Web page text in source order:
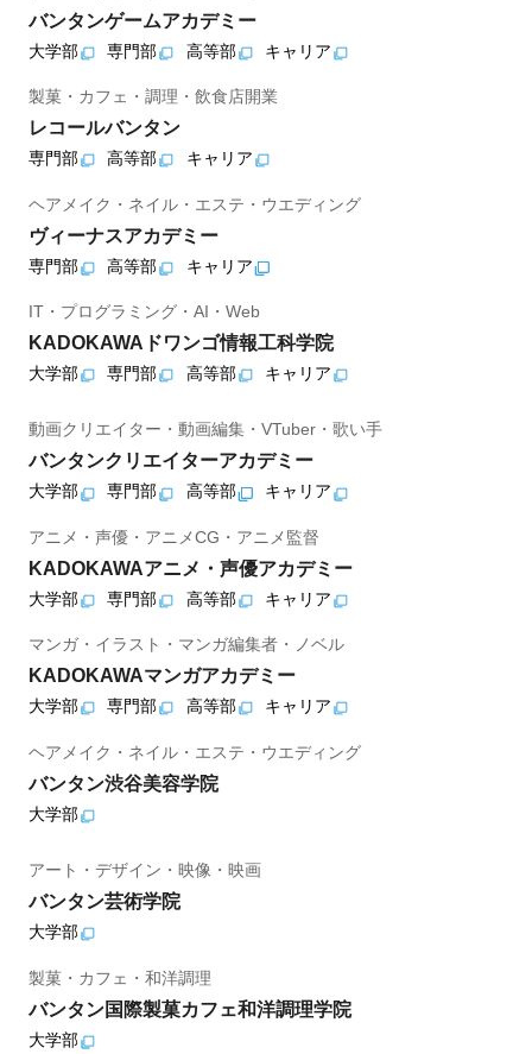
バンタンゲームアカデミー
大学部 専門部 高等部 キャリア
製菓・カフェ・調理・飲食店開業
レコールバンタン
専門部 高等部 キャリア
ヘアメイク・ネイル・エステ・ウエディング
ヴィーナスアカデミー
専門部 高等部 キャリア
IT・プログラミング・AI・Web
KADOKAWAドワンゴ情報工科学院
大学部 専門部 高等部 キャリア
動画クリエイター・動画編集・VTuber・歌い手
バンタンクリエイターアカデミー
大学部 専門部 高等部 キャリア
アニメ・声優・アニメCG・アニメ監督
KADOKAWAアニメ・声優アカデミー
大学部 専門部 高等部 キャリア
マンガ・イラスト・マンガ編集者・ノベル
KADOKAWAマンガアカデミー
大学部 専門部 高等部 キャリア
ヘアメイク・ネイル・エステ・ウエディング
バンタン渋谷美容学院
大学部
アート・デザイン・映像・映画
バンタン芸術学院
大学部
製菓・カフェ・和洋調理
バンタン国際製菓カフェ和洋調理学院
大学部